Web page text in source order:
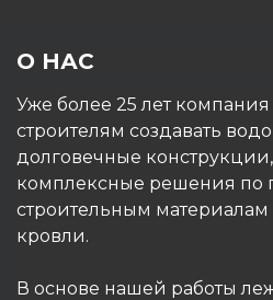
О НАС
Уже более 25 лет
строителям создавать
долговечные
комплексные решения по
строительным материалам
кровли.
В основе нашей работы